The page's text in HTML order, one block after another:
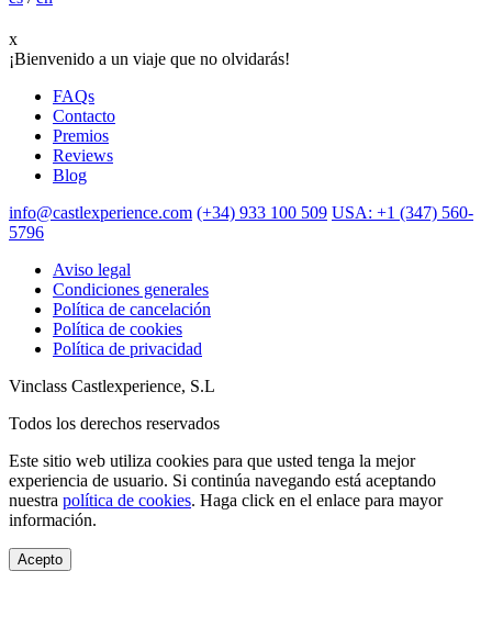
x
¡Bienvenido a un viaje que no olvidarás!
FAQs
Contacto
Premios
Reviews
Blog
info@castlexperience.com (+34) 933 100 509 USA: +1 (347) 560-
5796
Aviso legal
Condiciones generales
Política de cancelación
Política de cookies
Política de privacidad
Vinclass Castlexperience, S.L
Todos los derechos reservados
Este sitio web utiliza cookies para que usted tenga la mejor
experiencia de usuario. Si continúa navegando está aceptando
nuestra política de cookies. Haga click en el enlace para mayor
información.
Acepto